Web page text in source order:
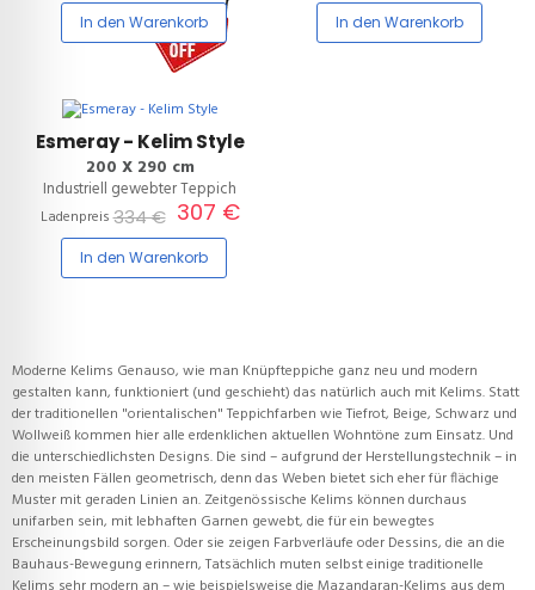
In den Warenkorb In den Warenkorb
8%
Esmeray - Kelim Style
200 X 290 cm
Industriell gewebter Teppich
Ladenpreis334 € 307 €
In den Warenkorb
Moderne Kelims Genauso, wie man Knüpfteppiche ganz neu und modern
gestalten kann, funktioniert (und geschieht) das natürlich auch mit Kelims. Statt
der traditionellen "orientalischen" Teppichfarben wie Tiefrot, Beige, Schwarz und
Wollweiß kommen hier alle erdenklichen aktuellen Wohntöne zum Einsatz. Und
die unterschiedlichsten Designs. Die sind – aufgrund der Herstellungstechnik – in
den meisten Fällen geometrisch, denn das Weben bietet sich eher für flächige
Muster mit geraden Linien an. Zeitgenössische Kelims können durchaus
unifarben sein, mit lebhaften Garnen gewebt, die für ein bewegtes
Erscheinungsbild sorgen. Oder sie zeigen Farbverläufe oder Dessins, die an die
Bauhaus-Bewegung erinnern, Tatsächlich muten selbst einige traditionelle